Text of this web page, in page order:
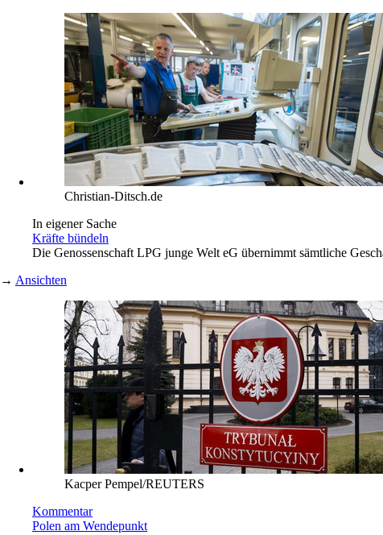
Christian-Ditsch.de
In eigener Sache
Kräfte bündeln
Die Genossenschaft LPG junge Welt eG übernimmt sämtliche
→ Ansichten
Kacper Pempel/REUTERS
Kommentar
Polen am Wendepunkt